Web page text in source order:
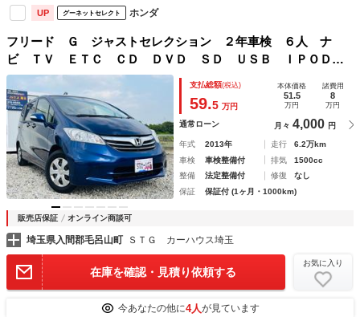
UP グーネットセレクト ホンダ
フリード Ｇ ジャストセレクション ２年車検 ６人 ナ
ビ ＴＶ ＥＴＣ ＣＤ ＤＶＤ ＳＤ ＵＳＢ ＩＰＯＤ
Ｂカメラ 両側電動ドア ウインカーミラー ＨＩＤヘッドラ
イト オートＡＣ／ライト スマートキー スペアキー ワン
オーナ 禁煙車
支払総額(税込)
59.5 万円
本体価格
51.5
万円
諸費用
8
万円
通常ローン 月々 4,000 円
年式 2013年 走行
6.2万km
車検
車検整備付 排気
1500cc
整備
法定整備付 修復
なし
保証
保証付 (1ヶ月・1000km)
販売店保証 オンライン商談可
埼玉県入間郡毛呂山町 ＳＴＧ カーハウス埼玉
在庫を確認・見積り依頼する
お気に入り
今あなたの他に4人が見ています